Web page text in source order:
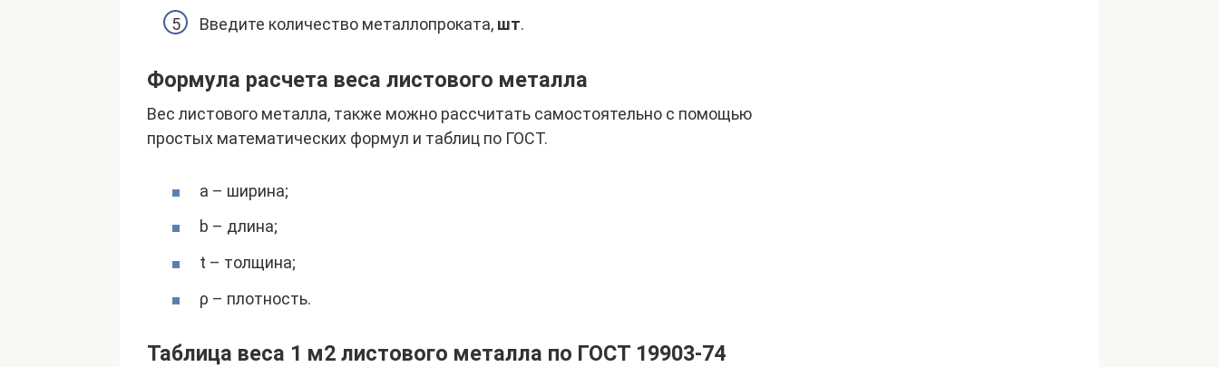
Введите количество металлопроката, шт.
Формула расчета веса листового металла
Вес листового металла, также можно рассчитать самостоятельно с помощью
простых математических формул и таблиц по ГОСТ.
a – ширина;
b – длина;
t – толщина;
ρ – плотность.
Таблица веса 1 м2 листового металла по ГОСТ 19903-74